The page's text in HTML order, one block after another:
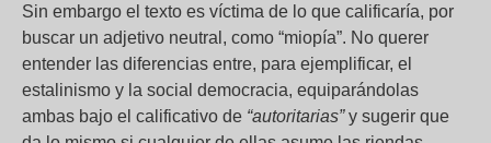
Sin embargo el texto es víctima de lo que calificaría, por
buscar un adjetivo neutral, como “miopía”. No querer
entender las diferencias entre, para ejemplificar, el
estalinismo y la social democracia, equiparándolas
ambas bajo el calificativo de “autoritarias”y sugerir que